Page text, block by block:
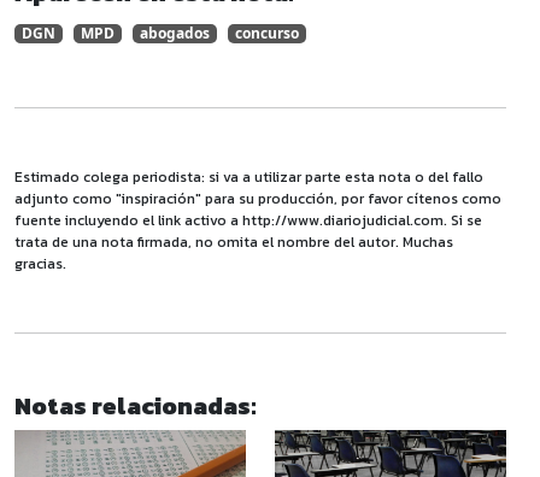
DGN MPD abogados concurso
Estimado colega periodista: si va a utilizar parte esta nota o del fallo
adjunto como "inspiración" para su producción, por favor cítenos como
fuente incluyendo el link activo a http://www.diariojudicial.com. Si se
trata de una nota firmada, no omita el nombre del autor. Muchas
gracias.
Notas relacionadas: